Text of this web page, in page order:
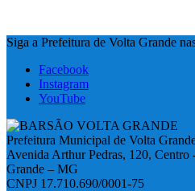
Siga a Prefeitura de Volta Grande
Facebook
Instagram
YouTube
Prefeitura Municipal de Volta
Avenida Arthur Pedras, 120, Centro
Grande – MG
CNPJ 17.710.690/0001-75